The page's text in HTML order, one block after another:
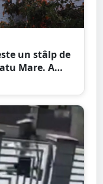
un stâlp de
Mare. A